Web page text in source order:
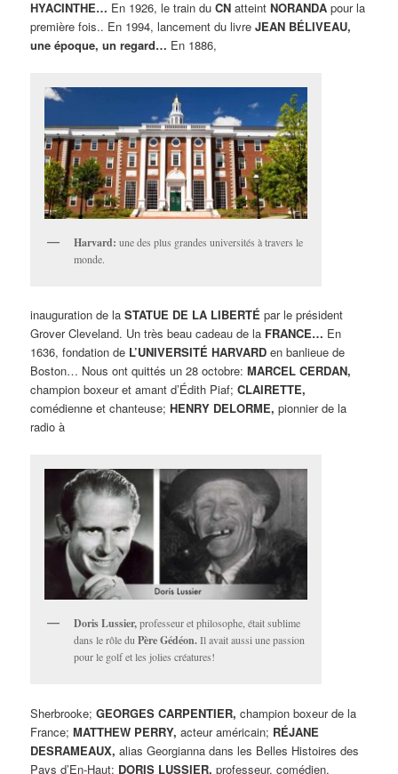
HYACINTHE… En 1926, le train duCN atteintNORANDA pour la
première fois.. En 1994, lancement du livreJEAN BÉLIVEAU,
une époque, un regard… En 1886,
Harvard: une des plus grandes universités à travers le
monde.
inauguration de laSTATUE DE LA LIBERTÉ par le président
Grover Cleveland. Un très beau cadeau de la FRANCE… En
1636, fondation de L’UNIVERSITÉ HARVARD en banlieue de
Boston… Nous ont quittés un 28 octobre:MARCEL CERDAN,
champion boxeur et amant d’Édith Piaf;CLAIRETTE,
comédienne et chanteuse;HENRY DELORME, pionnier de la
radio à
Doris Lussier,professeur et philosophe, était sublime
dans le rôle duPère Gédéon.Il avait aussi une passion
pour le golf et les jolies créatures!
Sherbrooke;GEORGES CARPENTIER, champion boxeur de la
France;MATTHEW PERRY, acteur américain; RÉJANE
DESRAMEAUX, alias Georgianna dans les Belles Histoires des
Pays d’En-Haut; DORIS LUSSIER, professeur, comédien,